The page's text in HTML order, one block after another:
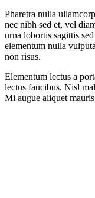
Pharetra nulla
nec nibh sed et, vel
urna lobortis sagittis
elementum nulla
non risus.
Elementum lectus a
lectus faucibus. Nisl
Mi augue aliquet